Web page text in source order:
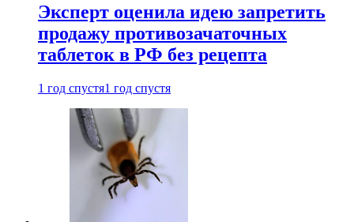
Эксперт оценила идею запретить
продажу противозачаточных
таблеток в РФ без рецепта
1 год спустя1 год спустя